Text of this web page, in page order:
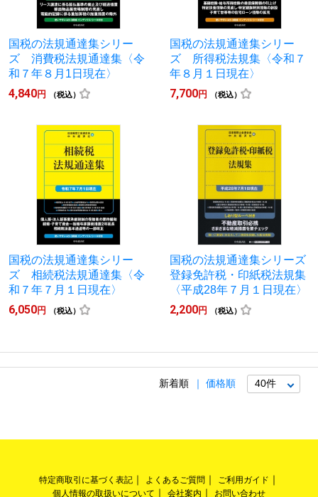
国税の法規通達集シリー
ズ 消費税法規通達集〈令
和７年８月1日現在〉
4,840円 （税込）
国税の法規通達集シリー
ズ 所得税法規集〈令和７
年８月１日現在〉
7,700円 （税込）
国税の法規通達集シリー
ズ 相続税法規通達集〈令
和７年７月１日現在〉
6,050円 （税込）
国税の法規通達集シリーズ
登録免許税・印紙税法規集
〈平成28年７月１日現在〉
2,200円 （税込）
新着順 価格順
特定商取引に基づく表記 よくあるご質問
ご利用ガイド
個人情報の取扱いについて
会社案内 お問い合わせ